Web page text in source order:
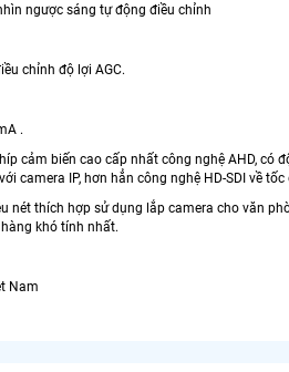
ngược sáng tự động điều chỉnh
chỉnh độ lợi AGC.
.
cảm biến cao cấp nhất công nghệ AHD,
camera IP, hơn hẳn công nghệ HD-SDI về
nét thích hợp sử dụng lắp camera cho văn
khó tính nhất.
Nam